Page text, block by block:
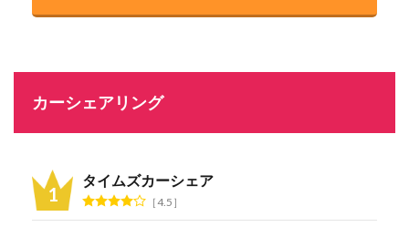
カーシェアリング
タイムズカーシェア
4.5